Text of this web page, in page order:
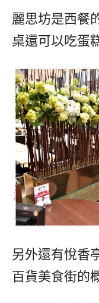
麗思坊是西餐
桌還可以吃蛋
另外還有悅香
百貨美食街的